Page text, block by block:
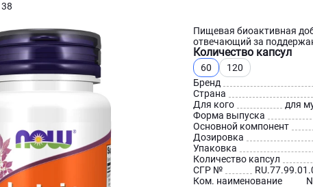
Пищевая биоактивная
отвечающий за
Количество капсул
60
120
Бренд
Страна
Для кого
для
Форма выпуска
Основной компонент
Дозировка
Упаковка
Количество капсул
СГР №
Ком. наименование